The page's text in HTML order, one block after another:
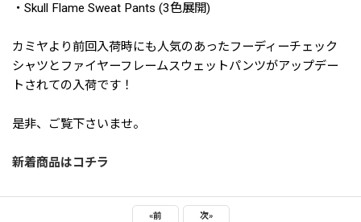
・Skull Flame Sweat Pants (3色展開)
カミヤより前回入荷時にも人気のあったフーディーチェック
シャツとファイヤーフレームスウェットパンツがアップデー
トされての入荷です！
是非、ご覧下さいませ。
新着商品はコチラ
«前 次»